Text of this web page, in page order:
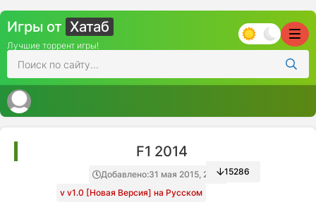
Игры от Хатаб
Лучшие торрент игры!
F1 2014
Добавлено:31 мая 2015, 23:11
v v1.0 [Новая Версия] на Русском
15286